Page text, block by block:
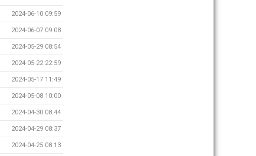
2024-06-10 09:59
2024-06-07 09:08
2024-05-29 08:54
2024-05-22 22:59
2024-05-17 11:49
2024-05-08 10:00
2024-04-30 08:44
2024-04-29 08:37
2024-04-25 08:13